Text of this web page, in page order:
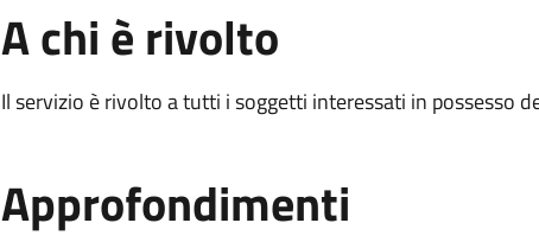
A chi è rivolto
Il servizio è rivolto a tutti i soggetti interessati in possesso
Approfondimenti